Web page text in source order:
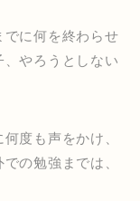
に何を終わらせ
やろうとしない
度も声をかけ、
の勉強までは、